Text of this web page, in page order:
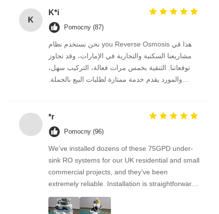
K
K*i
Pomocny (87)
نحن نستخدم نظام you Reverse Osmosis هذا في
مشاريعنا السكنية والتجارية في الإمارات، وقد تجاوز
توقعاتنا. التنقية بخمس مرات فعالة، التركيب سهل،
والمورد يقدم خدمة ممتازة لطلبات البيع بالجملة.
*r
Pomocny (96)
We’ve installed dozens of these 75GPD under-
sink RO systems for our UK residential and small
commercial projects, and they’ve been
extremely reliable. Installation is straightforward,
the filters are easy to replace, and the water
quality feedback from clients has been